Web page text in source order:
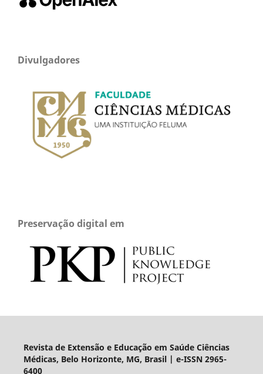
Divulgadores
Preservação digital em
Revista de Extensão e Educação em Saúde Ciências
Médicas, Belo Horizonte, MG, Brasil | e-ISSN 2965-
6400